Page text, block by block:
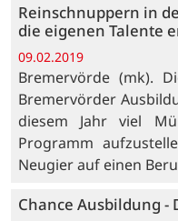
Reinschnuppern in
die eigenen Talente
09.02.2019
Bremervörde (mk).
Bremervörder
diesem Jahr viel
Programm
Neugier auf einen
Chance Ausbildung -